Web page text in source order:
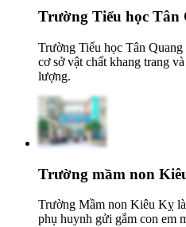
Trường Tiểu học Tân
Trường Tiểu học Tân
cơ sở vật chất khang trang
lượng.
Trường mầm non
Trường Mầm non Kiêu Kỵ
phụ huynh gửi gắm con em